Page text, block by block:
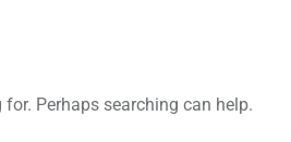
Perhaps searching can help.